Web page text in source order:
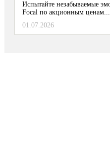
Испытайте незабываемые
Focal по акционным
01.07.2026